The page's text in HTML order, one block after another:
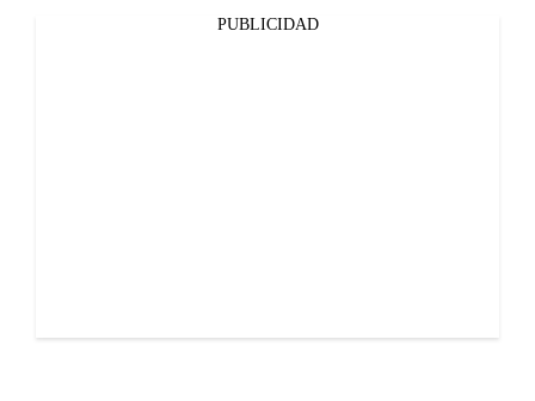
PUBLICIDAD